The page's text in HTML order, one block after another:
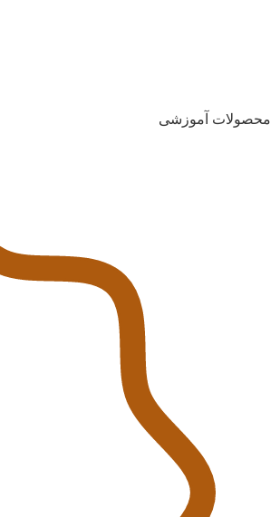
محصولات آموزشی